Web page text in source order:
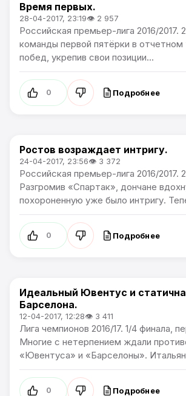
Премьер лига
Время первых.
28-04-2017, 23:19👁 2 957
Российская премьер-лига 2016/2017.
команды первой пятёрки в отчетном
побед, укрепив свои позиции...
0 Подробнее
Премьер лига
Ростов возраждает интригу.
24-04-2017, 23:56👁 3 372
Российская премьер-лига 2016/2017.
Разгромив «Спартак», дончане
похороненную уже было интригу.
0 Подробнее
Лига чемпионов
Идеальный Ювентус и
Барселона.
12-04-2017, 12:28👁 3 411
Лига чемпионов 2016/17. 1/4 финала,
Многие с нетерпением ждали
«Ювентуса» и «Барселоны».
0 Подробнее